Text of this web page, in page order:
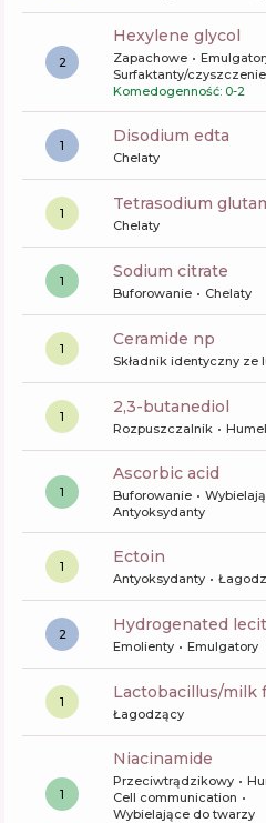
2
hexylene glycol
Zapachowe
Surfaktanty/czyszczenie
Komedogenność: 0-2
1 disodium edta
Chelaty
1 tetrasodium
Chelaty
1 sodium citrate
Buforowanie Chelaty
1 ceramide np
Składnik identyczny ze
1 2,3-butanediol
Rozpuszczalnik
1
ascorbic acid
Buforowanie
Antyoksydanty
1 ectoin
Antyoksydanty
2 hydrogenated
Emolienty Emulgatory
1 lactobacillus/
Łagodzący
1
niacinamide
Przeciwtrądzikowy
Cell communication
Wybielające do twarzy